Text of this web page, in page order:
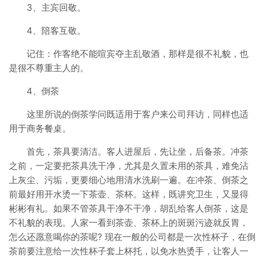
3、主宾回敬。
4、陪客互敬。
记住：作客绝不能喧宾夺主乱敬酒，那样是很不礼貌，也
是很不尊重主人的。
4、倒茶
这里所说的倒茶学问既适用于客户来公司拜访，同样也适
用于商务餐桌。
首先，茶具要清洁。客人进屋后，先让坐，后备茶。冲茶
之前，一定要把茶具洗干净，尤其是久置未用的茶具，难免沾
上灰尘、污垢，更要细心地用清水洗刷一遍。在冲茶、倒茶之
前最好用开水烫一下茶壶、茶杯。这样，既讲究卫生，又显得
彬彬有礼。如果不管茶具干净不干净，胡乱给客人倒茶，这是
不礼貌的表现。人家一看到茶壶、茶杯上的斑斑污迹就反胃，
怎么还愿意喝你的茶呢? 现在一般的公司都是一次性杯子，在倒
茶前要注意给一次性杯子套上杯托，以免水热烫手，让客人一